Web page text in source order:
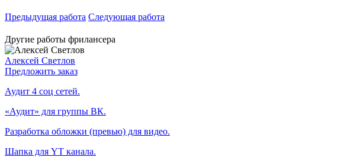
Предыдущая работа Следующая работа
Другие работы фрилансера
Алексей Светлов
Предложить заказ
Аудит 4 соц сетей.
«Аудит» для группы ВК.
Разработка обложки (превью) для видео.
Шапка для YT канала.